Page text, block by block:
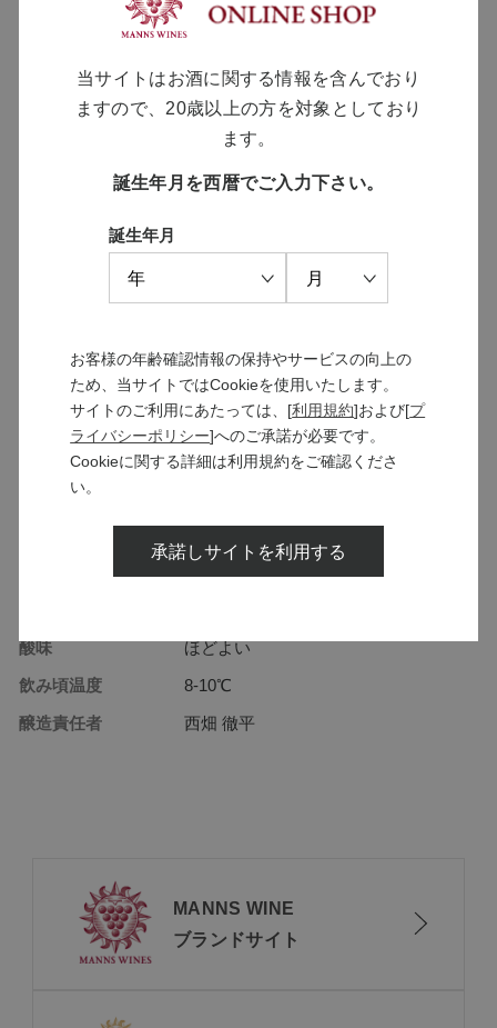
韻へと長く続きます。クリオ・エクストラクション製法
ンです。
ブルーチーズとの相性は抜群で、塩味と旨味をやわらか
く包み込みながら上品な酸がチーズのコクを引き立て、
後味に心地よい余韻が続きます。
信濃リースリング
ぶどう産地
長野県小諸市大里地区
ヴィンテージ
2025
酸味
ほどよい
飲み頃温度
8-10℃
醸造責任者
西畑 徹平
MANNS WINE
ブランドサイト
当サイトはお酒に関する情報を含んでおり
ますので、20歳以上の方を対象としており
ます。
誕生年月を西暦でご入力下さい。
誕生年月
お客様の年齢確認情報の保持やサービスの向上の
ため、当サイトではCookieを使用いたします。
サイトのご利用にあたっては、[利用規約]および[プ
ライバシーポリシー]へのご承諾が必要です。
Cookieに関する詳細は利用規約をご確認くださ
い。
承諾しサイトを利用する